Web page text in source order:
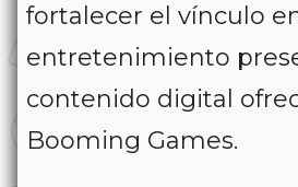
fortalecer el vínculo
entretenimiento
contenido digital
Booming Games.